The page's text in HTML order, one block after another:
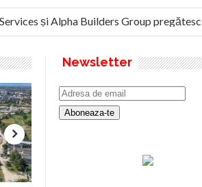
și Alpha Builders Group pregătesc
Newsletter